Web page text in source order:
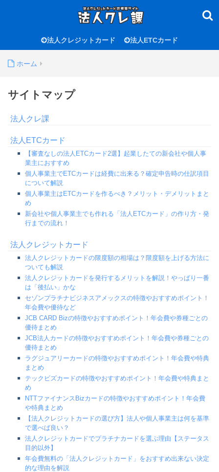
法人クレジットカード 法人ETCカード
ホーム
サイトマップ
法人クレ課
法人ETCカード
【審査なしの法人ETCカード2選】起業したての新会社や個人事
業主におすすめ
個人事業主でETCカードは経費に出来る？確定申告時の仕訳項目
について解説
個人事業主はETCカードを作るべき？メリット・デメリットまと
め
新会社や個人事業主でも作れる「法人ETCカード」の作り方・発
行までの流れ！
法人クレジットカード
法人クレジットカードの限度額の相場は？限度額を上げる方法に
ついても解説
法人クレジットカードを発行するメリットを解説！やっぱり一番
は「後払い」かな
セゾンプラチナビジネスアメックスの特徴やおすすめポイント！
年会費や優待など
JCB CARD Bizの特徴やおすすめポイント！年会費や券種ごとの
優待まとめ
JCB法人カードの特徴やおすすめポイント！年会費や券種ごとの
優待まとめ
ラグジュアリーカードの特徴やおすすめポイント！年会費や特典
まとめ
テックビズカードの特徴やおすすめポイント！年会費や特典まと
め
NTTファイナンスBizカードの特徴やおすすめポイント！年会費
や特典まとめ
【法人クレジットカードの選び方】法人や個人事業主は何を基準
で選べば良い？
法人クレジットカードでプラチナカードを選ぶ理由【ステータス
目的以外】
年会費無料の「法人クレジットカード」をおすすめ出来ない決定
的な理由を解説